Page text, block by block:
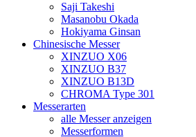
Saji Takeshi
Masanobu Okada
Hokiyama Ginsan
Chinesische Messer
XINZUO X06
XINZUO B37
XINZUO B13D
CHROMA Type 301
Messerarten
alle Messer anzeigen
Messerformen